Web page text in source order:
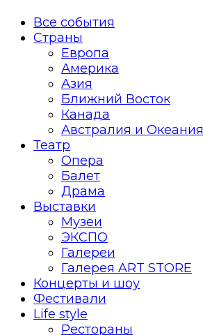
Все события
Страны
Европа
Америка
Азия
Ближний Восток
Канада
Австралия и Океания
Театр
Опера
Балет
Драма
Выставки
Музеи
ЭКСПО
Галереи
Галерея ART STORE
Концерты и шоу
Фестивали
Life style
Рестораны